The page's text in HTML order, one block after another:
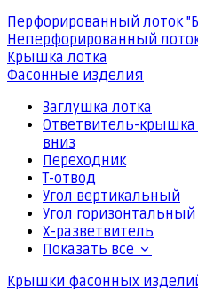
Перфорированный лоток
Неперфорированный
Крышка лотка
Фасонные изделия
Заглушка лотка
Ответвитель-
вниз
Переходник
Т-отвод
Угол вертикальный
Угол горизонтальный
Х-разветвитель
Показать все
Крышки фасонных